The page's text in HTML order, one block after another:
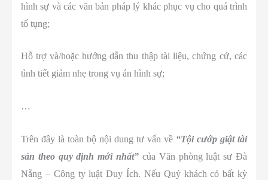
hình sự và các văn bản pháp lý khác phục vụ cho quá trình
tố tụng;
Hỗ trợ và/hoặc hướng dẫn thu thập tài liệu, chứng cứ, các
tình tiết giảm nhẹ trong vụ án hình sự;
…
Trên đây là toàn bộ nội dung tư vấn về “Tội cướp giật tài
sản theo quy định mới nhất” của Văn phòng luật sư Đà
Nẵng – Công ty luật Duy Ích. Nếu Quý khách có bất kỳ